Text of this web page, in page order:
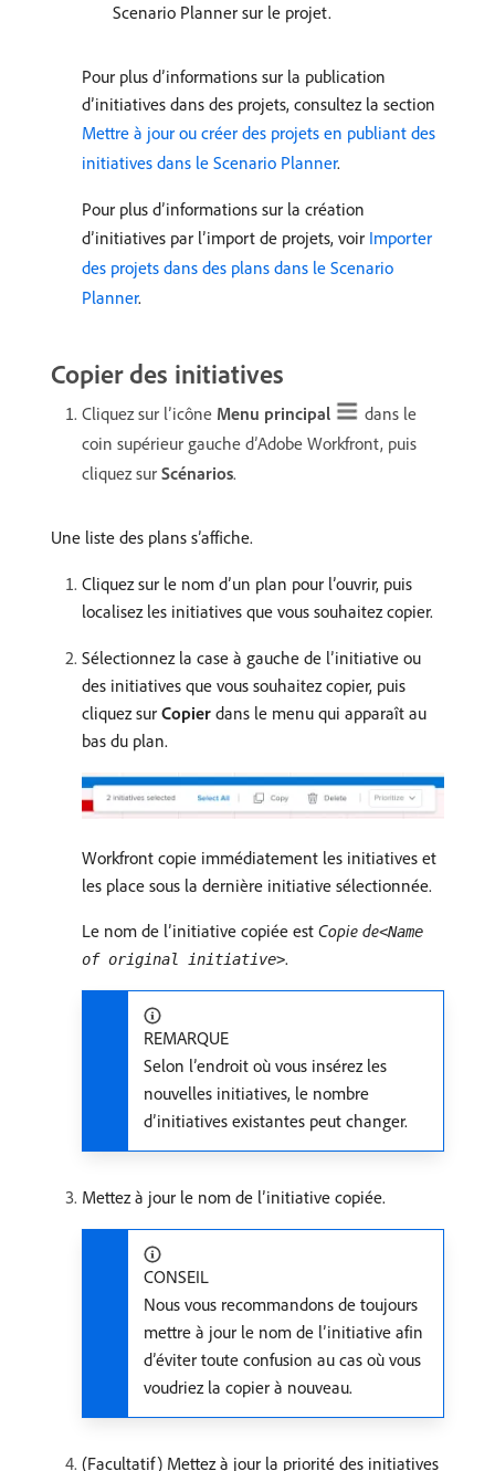
Scenario Planner sur le projet.
Pour plus d’informations sur la publication
d’initiatives dans des projets, consultez la section
Mettre à jour ou créer des projets en publiant des
initiatives dans le Scenario Planner.
Pour plus d’informations sur la création
d’initiatives par l’import de projets, voir Importer
des projets dans des plans dans le Scenario
Planner.
Copier des initiatives
Cliquez sur l’icône Menu principal
dans le
coin supérieur gauche d’Adobe Workfront, puis
cliquez sur Scénarios.
Une liste des plans s’affiche.
Cliquez sur le nom d’un plan pour l’ouvrir, puis
localisez les initiatives que vous souhaitez copier.
Sélectionnez la case à gauche de l’initiative ou
des initiatives que vous souhaitez copier, puis
cliquez sur Copier dans le menu qui apparaît au
bas du plan.
Workfront copie immédiatement les initiatives et
les place sous la dernière initiative sélectionnée.
Le nom de l’initiative copiée est Copie de<Name
of original initiative>.
REMARQUE
Selon l’endroit où vous insérez les
nouvelles initiatives, le nombre
d’initiatives existantes peut changer.
Mettez à jour le nom de l’initiative copiée.
CONSEIL
Nous vous recommandons de toujours
mettre à jour le nom de l’initiative afin
d’éviter toute confusion au cas où vous
voudriez la copier à nouveau.
(Facultatif) Mettez à jour la priorité des initiatives